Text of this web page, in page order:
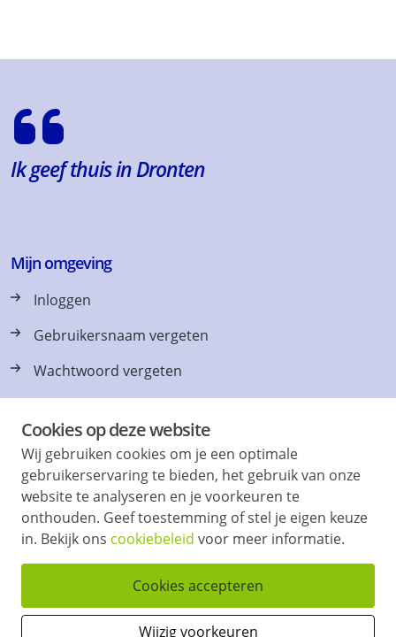
Ik geef thuis in Dronten
Mijn omgeving
Inloggen
Gebruikersnaam vergeten
Wachtwoord vergeten
Vraag en antwoord
Vaak gevraagd, Tips & Contact
Onlangs verhuurd
Vind & volg ons ook op
Cookies op deze website
Wij gebruiken cookies om je een optimale
gebruikerservaring te bieden, het gebruik van onze
website te analyseren en je voorkeuren te
onthouden. Geef toestemming of stel je eigen keuze
in. Bekijk ons cookiebeleid voor meer informatie.
Wijzig voorkeuren
Cookies accepteren